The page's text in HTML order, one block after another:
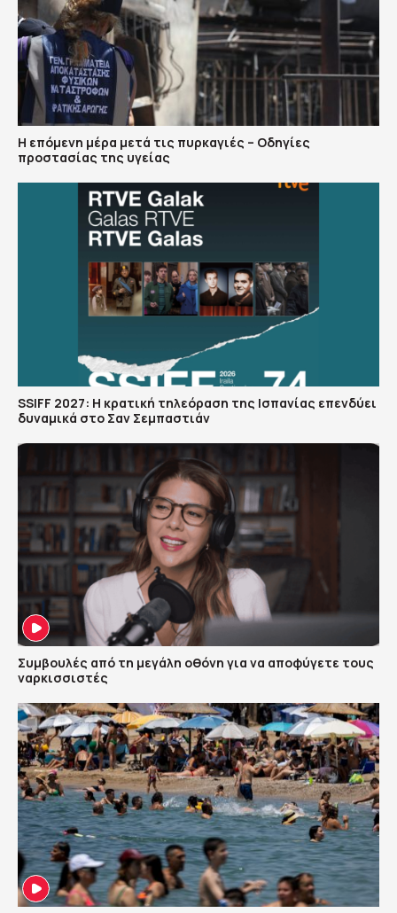
Η επόμενη μέρα μετά τις πυρκαγιές – Οδηγίες
προστασίας της υγείας
SSIFF 2027: Η κρατική τηλεόραση της Ισπανίας επενδύει
δυναμικά στο Σαν Σεμπαστιάν
Συμβουλές από τη μεγάλη οθόνη για να αποφύγετε τους
ναρκισσιστές